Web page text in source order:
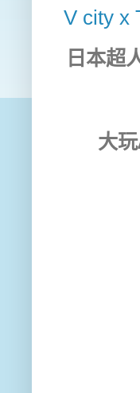
V city x
日本超
大